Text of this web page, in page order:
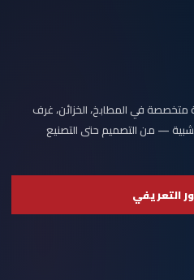
في المطابخ، الخزائن، غرف
— من التصميم حتى التصنيع
التعريفي